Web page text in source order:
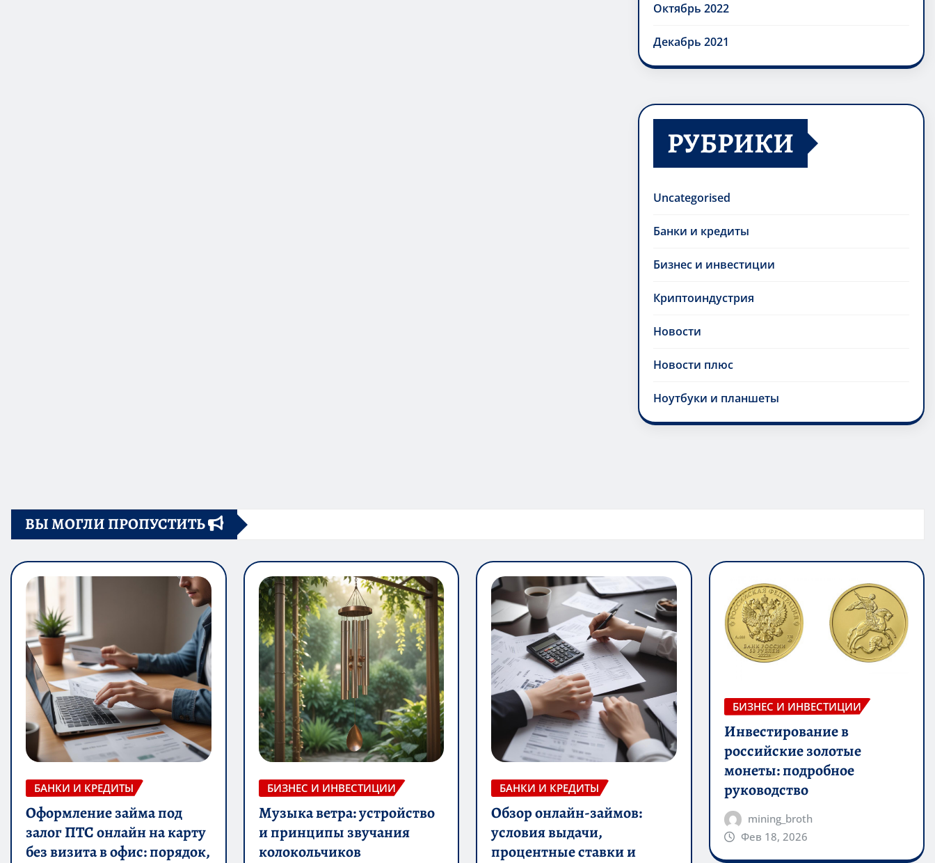
Октябрь 2022
Декабрь 2021
РУБРИКИ
Uncategorised
Банки и кредиты
Бизнес и инвестиции
Криптоиндустрия
Новости
Новости плюс
Ноутбуки и планшеты
ВЫ МОГЛИ ПРОПУСТИТЬ
БАНКИ И КРЕДИТЫ
Оформление займа под
залог ПТС онлайн на карту
без визита в офис: порядок,
БИЗНЕС И ИНВЕСТИЦИИ
Музыка ветра: устройство
и принципы звучания
колокольчиков
БАНКИ И КРЕДИТЫ
Обзор онлайн-займов:
условия выдачи,
процентные ставки и
БИЗНЕС И ИНВЕСТИЦИИ
Инвестирование в
российские золотые
монеты: подробное
руководство
mining_broth
Фев 18, 2026